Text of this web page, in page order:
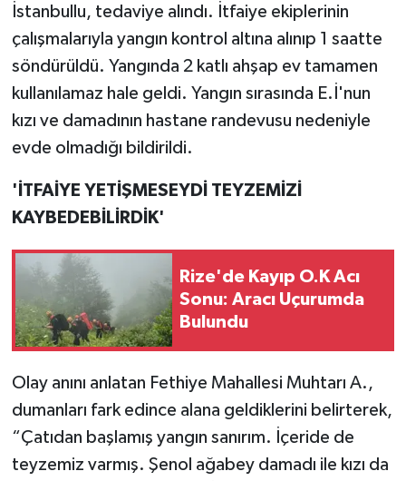
İstanbullu, tedaviye alındı. İtfaiye ekiplerinin
çalışmalarıyla yangın kontrol altına alınıp 1 saatte
söndürüldü. Yangında 2 katlı ahşap ev tamamen
kullanılamaz hale geldi. Yangın sırasında E.İ'nun
kızı ve damadının hastane randevusu nedeniyle
evde olmadığı bildirildi.
'İTFAİYE YETİŞMESEYDİ TEYZEMİZİ
KAYBEDEBİLİRDİK'
Rize'de Kayıp O.K Acı
Sonu: Aracı Uçurumda
Bulundu
Olay anını anlatan Fethiye Mahallesi Muhtarı A.,
dumanları fark edince alana geldiklerini belirterek,
“Çatıdan başlamış yangın sanırım. İçeride de
teyzemiz varmış. Şenol ağabey damadı ile kızı da